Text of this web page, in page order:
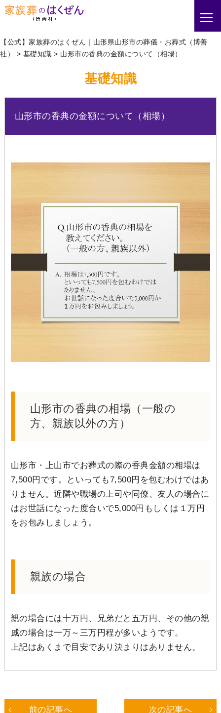
【公式】家族葬のはくぜん｜山形県山形市の葬儀・お葬式（博善
社）
> 基礎知識 > 山形市の香典の金額について（相場）
基礎知識
山形市の香典の金額について（相場）
山形市の香典の相場（一般の
方、親族以外の方）
山形市・上山市でお葬式の際の香典金額の相場は
7,500円です。といっても7,500円を包むわけではあ
りません。近隣や職場の上司や同僚、友人の場合に
はお世話になった度合いで5,000円もしくは１万円
をお包みしましょう。
親族の場合
親の場合には十万円、兄弟だと五万円、その他の親
戚の場合は一万～三万円程が多いようです。
上記はあくまで目安であり決まりはありません。
前の記事へ 次の記事へ